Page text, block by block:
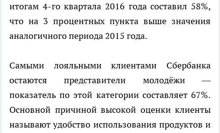
итогам 4-го квартала 2016 года составил 58%,
что на 3 процентных пункта выше значения
аналогичного периода 2015 года.
Самыми лояльными клиентами Сбербанка
остаются представители молодёжи —
показатель по этой категории составляет 67%.
Основной причиной высокой оценки клиенты
называют удобство использования продуктов и